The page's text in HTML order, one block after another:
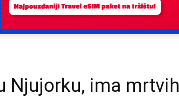
Njujorku, ima mrtvih